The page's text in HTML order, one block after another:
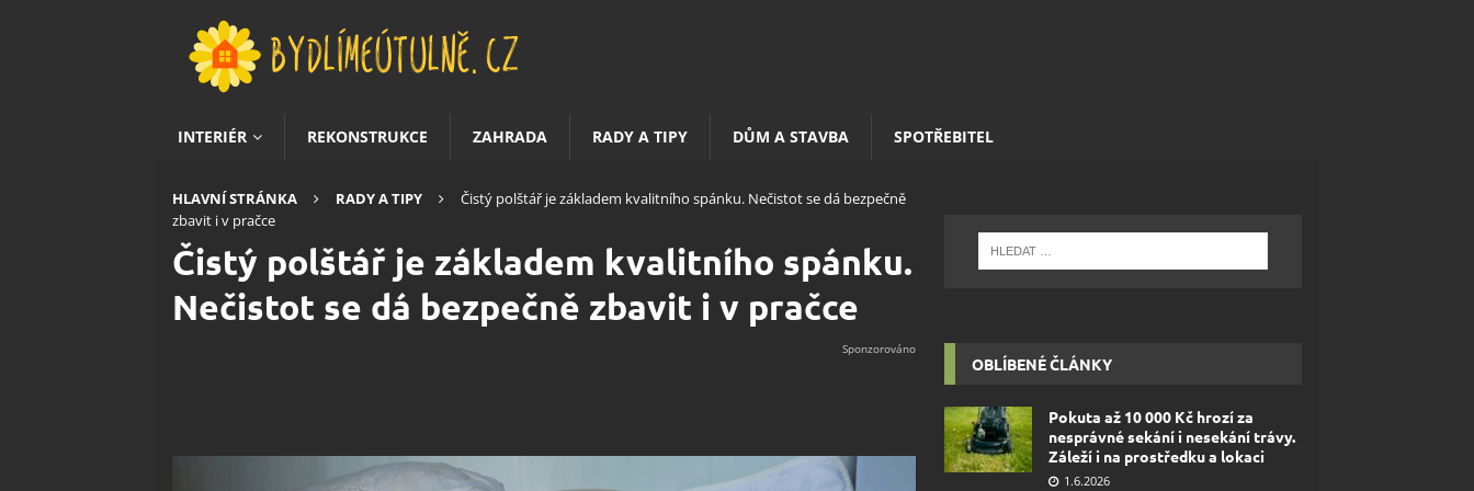
INTERIÉR REKONSTRUKCE ZAHRADA RADY A TIPY DŮM A STAVBA SPOTŘEBITEL
HLAVNÍ STRÁNKA RADY A TIPY
Čistý polštář je základem kvalitního spánku. Nečistot se dá bezpečně
zbavit i v pračce
Čistý polštář je základem kvalitního spánku.
Nečistot se dá bezpečně zbavit i v pračce
OBLÍBENÉ ČLÁNKY
Pokuta až 10 000 Kč hrozí za
nesprávné sekání i nesekání trávy.
Záleží i na prostředku a lokaci
1.6.2026